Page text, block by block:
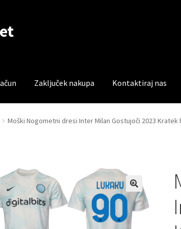
Zaključek nakupa Kontaktiraj nas
Trgovina Zaključek nakupa
Moški Nogometni dresi Inter Milan Gostujoči 2023 Kratek